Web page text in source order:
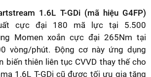
1.6L T-GDi (mã hiệu G4FP)
cực đại 180 mã lực tại 5.500
Momen xoắn cực đại 265Nm tại
vòng/phút. Động cơ này ứng dụng
biến thiên liên tục CVVD thay thế cho
1.6L T-GDi cũ được tối ưu gia tăng